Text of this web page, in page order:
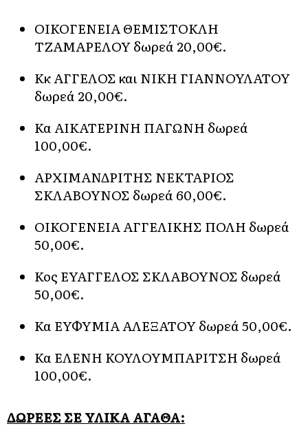
ΟΙΚΟΓΕΝΕΙΑ ΘΕΜΙΣΤΟΚΛΗ
ΤΖΑΜΑΡΕΛΟΥ δωρεά 20,00€.
Κκ ΑΓΓΕΛΟΣ και ΝΙΚΗ ΓΙΑΝΝΟΥΛΑΤΟΥ
δωρεά 20,00€.
Κα ΑΙΚΑΤΕΡΙΝΗ ΠΑΓΩΝΗ δωρεά
100,00€.
ΑΡΧΙΜΑΝΔΡΙΤΗΣ ΝΕΚΤΑΡΙΟΣ
ΣΚΛΑΒΟΥΝΟΣ δωρεά 60,00€.
ΟΙΚΟΓΕΝΕΙΑ ΑΓΓΕΛΙΚΗΣ ΠΟΛΗ δωρεά
50,00€.
Κος ΕΥΑΓΓΕΛΟΣ ΣΚΛΑΒΟΥΝΟΣ δωρεά
50,00€.
Κα ΕΥΦΥΜΙΑ ΑΛΕΞΑΤΟΥ δωρεά 50,00€.
Κα ΕΛΕΝΗ ΚΟΥΛΟΥΜΠΑΡΙΤΣΗ δωρεά
100,00€.
ΔΩΡΕΕΣ ΣΕ ΥΛΙΚΑ ΑΓΑΘΑ: